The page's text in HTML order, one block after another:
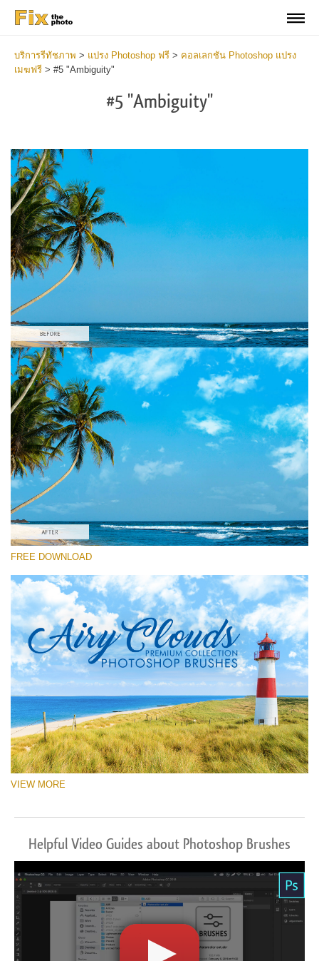
บริการรีทัชภาพ > แปรง Photoshop ฟรี > คอลเลกชัน Photoshop แปรง
เมฆฟรี > #5 "Ambiguity"
#5 "Ambiguity"
โปรดเลือก
Free Ps Brush #5
Airy Clouds
(52 Ps Brushes)
ดาวน์โหลดฟรี
FREE DOWNLOAD
VIEW MORE
Helpful Video Guides about Photoshop Brushes